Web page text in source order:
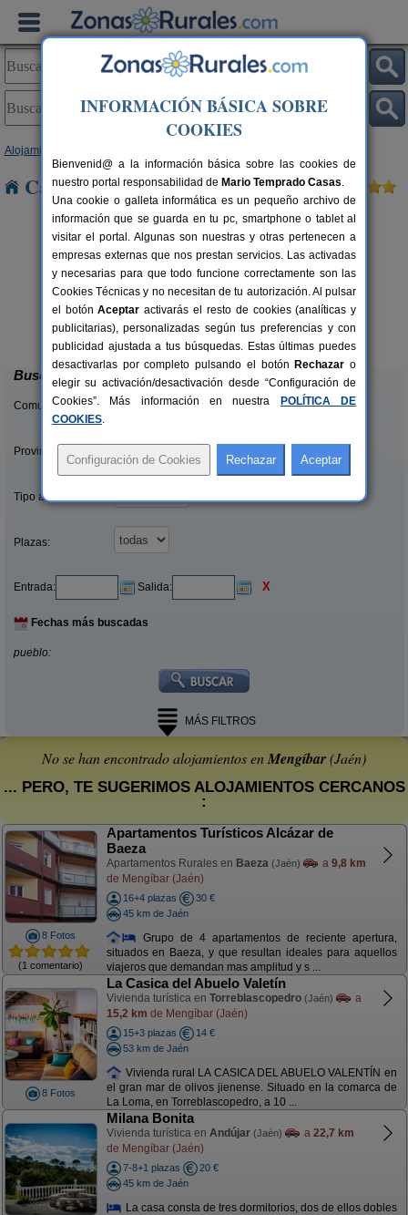
Alojamientos
Casas Rurales cerca de Mengíbar
15-20+7 pers.
desde25 €
Alojamiento Los Valeros
Beas de Segura (Jaén)
Buscar
Comunidades:
Provincias/Islas:
Tipo alquiler:
Plazas:
Entrada: Salida: X
Fechas más buscadas
pueblo:
MÁS FILTROS
No se han encontrado alojamientos enMengíbar(Jaén)
... PERO, TE SUGERIMOS ALOJAMIENTOS CERCANOS
:
8 Fotos
(1 comentario)
Apartamentos Turísticos Alcázar de
Baeza
Apartamentos Rurales en Baeza (Jaén) a 9,8 km
de Mengíbar (Jaén)
16+4 plazas
30 €
45 km de Jaén
Grupo de 4 apartamentos de reciente apertura,
situados en Baeza, y que resultan ideales para aquellos
viajeros que demandan mas amplitud y s ...
8 Fotos
La Casica del Abuelo Valetín
Vivienda turística en Torreblascopedro (Jaén)
a
15,2 km de Mengíbar (Jaén)
15+3 plazas
14 €
53 km de Jaén
Vivienda rural LA CASICA DEL ABUELO VALENTÍN en
el gran mar de olivos jienense. Situado en la comarca de
La Loma, en Torreblascopedro, a 10 ...
Milana Bonita
Vivienda turística en Andújar (Jaén) a 22,7 km
de Mengíbar (Jaén)
7-8+1 plazas
20 €
45 km de Jaén
La casa consta de tres dormitorios, dos de ellos dobles
INFORMACIÓN BÁSICA SOBRE
COOKIES
Bienvenid@ a la información básica sobre las cookies de
nuestro portal responsabilidad de Mario Temprado Casas.
Una cookie o galleta informática es un pequeño archivo de
información que se guarda en tu pc, smartphone o tablet al
visitar el portal. Algunas son nuestras y otras pertenecen a
empresas externas que nos prestan servicios. Las activadas
y necesarias para que todo funcione correctamente son las
Cookies Técnicas y no necesitan de tu autorización. Al pulsar
el botónAceptar activarás el resto de cookies (analíticas y
publicitarias), personalizadas según tus preferencias y con
publicidad ajustada a tus búsquedas. Estas últimas puedes
desactivarlas por completo pulsando el botón Rechazar o
elegir su activación/desactivación desde “Configuración de
Cookies”. Más información en nuestra
POLÍTICA DE
COOKIES.